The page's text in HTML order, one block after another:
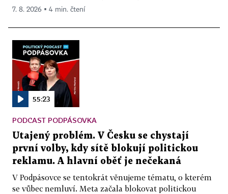
7. 8. 2026 ▪ 4 min. čtení
55:23
PODCAST PODPÁSOVKA
Utajený problém. V Česku se chystají
první volby, kdy sítě blokují politickou
reklamu. A hlavní oběť je nečekaná
V Podpásovce se tentokrát věnujeme tématu, o kterém
se vůbec nemluví. Meta začala blokovat politickou